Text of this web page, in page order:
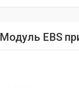
Модуль EBS